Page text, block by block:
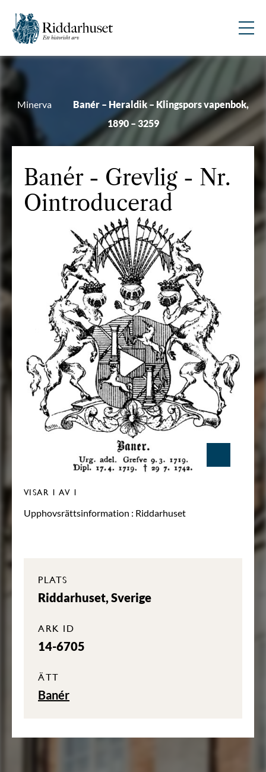
Minerva
Banér – Heraldik – Klingspors vapenbok,
1890 – 3259
Banér- Grevlig - Nr.
Ointroducerad
VISAR 1 AV 1
Upphovsrättsinformation : Riddarhuset
PLATS
Riddarhuset, Sverige
ARK ID
14-6705
ÄTT
Banér